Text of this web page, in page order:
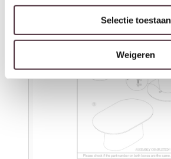
Selectie toestaan
Weigeren